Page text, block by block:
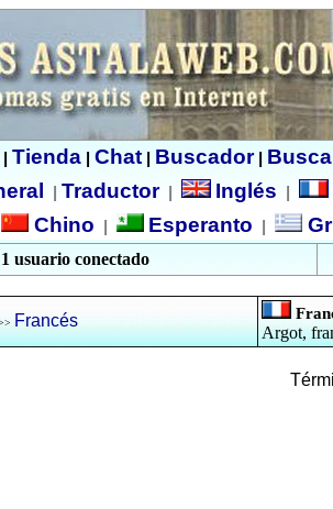
Tienda| Chat| Buscador|
Traductor| Inglés
Chino Esperanto
1 usuario conectado
Francés
Argot,